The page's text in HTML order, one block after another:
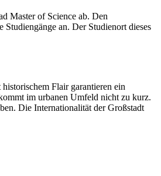
Master of Science ab. Den
an. Der Studienort dieses
Flair garantieren ein
im urbanen Umfeld nicht zu kurz.
Die Internationalität der Großstadt